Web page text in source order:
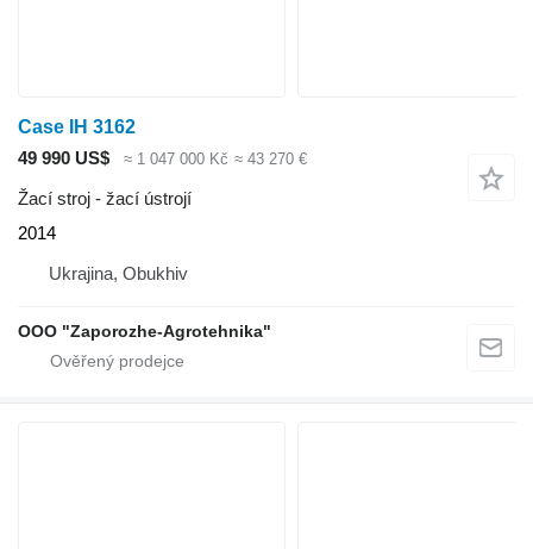
Case IH 3162
49 990 US$
≈ 1 047 000 Kč ≈ 43 270 €
Žací stroj - žací ústrojí
2014
Ukrajina, Obukhiv
OOO "Zaporozhe-Agrotehnika"